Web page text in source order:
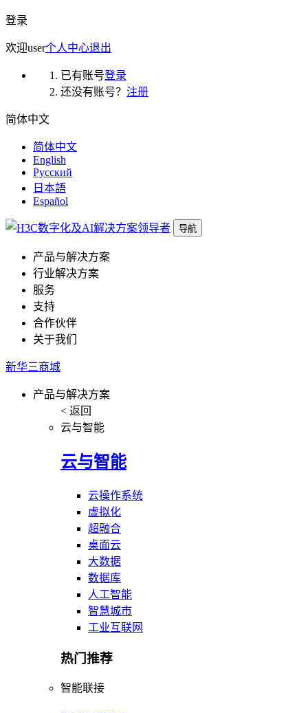
登录
欢迎user个人中心退出
已有账号登录
还没有账号？ 注册
简体中文
简体中文
English
Русский
日本語
Español
导航
产品与解决方案
行业解决方案
服务
支持
合作伙伴
关于我们
新华三商城
产品与解决方案
< 返回
云与智能
云与智能
云操作系统
虚拟化
超融合
桌面云
大数据
数据库
人工智能
智慧城市
工业互联网
热门推荐
智能联接